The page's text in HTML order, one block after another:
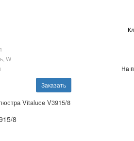
W
На
Заказать
Vitaluce V3915/8
8